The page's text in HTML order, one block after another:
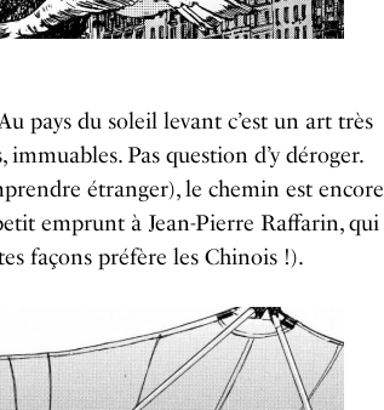
pays du soleil levant c’est un art très
immuables. Pas question d’y déroger.
étranger), le chemin est encore
emprunt à Jean-Pierre Raffarin, qui
façons préfère les Chinois !).